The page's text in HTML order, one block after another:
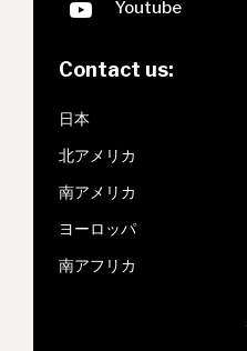
Contact us:
日本
北アメリカ
南アメリカ
ヨーロッパ
南アフリカ